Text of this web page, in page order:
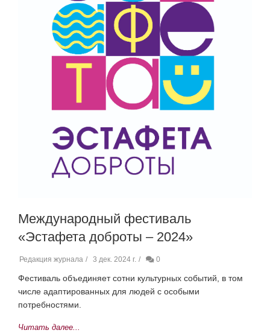
Международный фестиваль
«Эстафета доброты – 2024»
Редакция журнала 3 дек. 2024 г. 0
Фестиваль объединяет сотни культурных событий, в том
числе адаптированных для людей с особыми
потребностями.
Читать далее...